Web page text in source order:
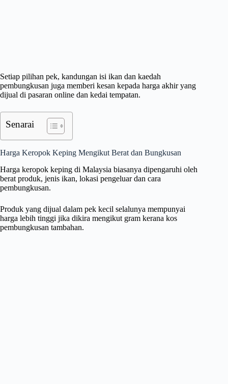
Setiap pilihan pek, kandungan isi ikan dan kaedah
pembungkusan juga memberi kesan kepada harga akhir yang
dijual di pasaran online dan kedai tempatan.
Senarai
Harga Keropok Keping Mengikut Berat dan Bungkusan
Harga keropok keping di Malaysia biasanya dipengaruhi oleh
berat produk, jenis ikan, lokasi pengeluar dan cara
pembungkusan.
Produk yang dijual dalam pek kecil selalunya mempunyai
harga lebih tinggi jika dikira mengikut gram kerana kos
pembungkusan tambahan.